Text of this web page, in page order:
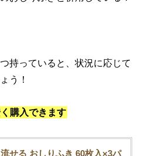
持っていると、状況に応じて
う！
購入できます
せる おしりふき 60枚入×3パ